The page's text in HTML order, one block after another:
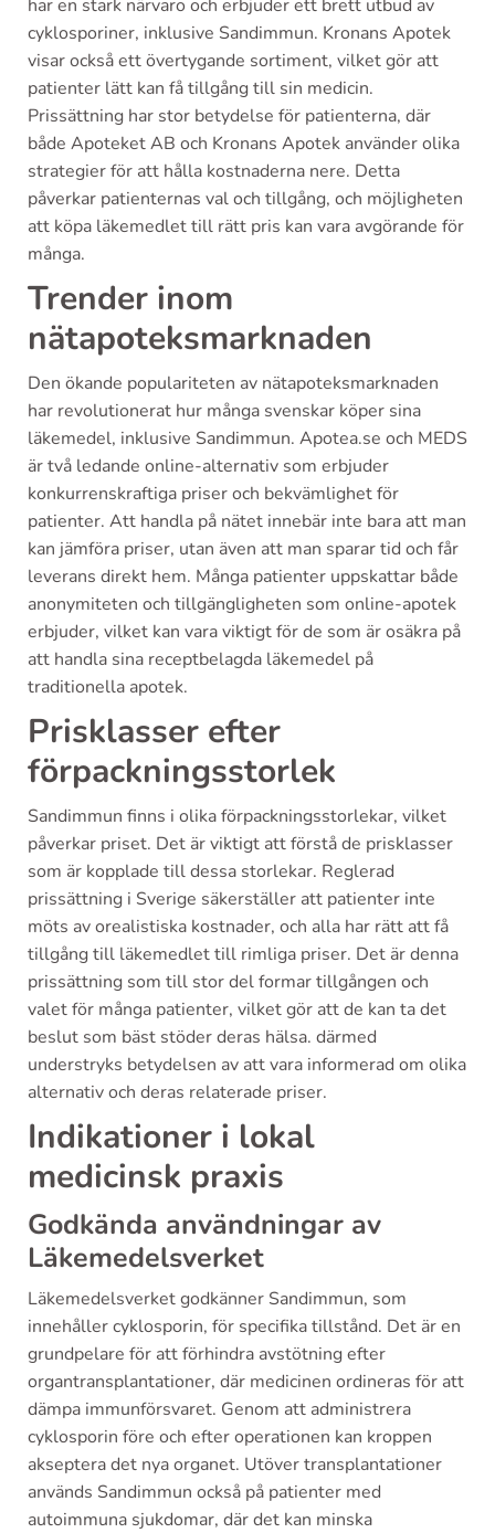
har en stark närvaro och erbjuder ett brett utbud av
cyklosporiner, inklusive Sandimmun. Kronans Apotek
visar också ett övertygande sortiment, vilket gör att
patienter lätt kan få tillgång till sin medicin.
Prissättning har stor betydelse för patienterna, där
både Apoteket AB och Kronans Apotek använder olika
strategier för att hålla kostnaderna nere. Detta
påverkar patienternas val och tillgång, och möjligheten
att köpa läkemedlet till rätt pris kan vara avgörande för
många.
Trender inom
nätapoteksmarknaden
Den ökande populariteten av nätapoteksmarknaden
har revolutionerat hur många svenskar köper sina
läkemedel, inklusive Sandimmun. Apotea.se och MEDS
är två ledande online-alternativ som erbjuder
konkurrenskraftiga priser och bekvämlighet för
patienter. Att handla på nätet innebär inte bara att man
kan jämföra priser, utan även att man sparar tid och får
leverans direkt hem. Många patienter uppskattar både
anonymiteten och tillgängligheten som online-apotek
erbjuder, vilket kan vara viktigt för de som är osäkra på
att handla sina receptbelagda läkemedel på
traditionella apotek.
Prisklasser efter
förpackningsstorlek
Sandimmun finns i olika förpackningsstorlekar, vilket
påverkar priset. Det är viktigt att förstå de prisklasser
som är kopplade till dessa storlekar. Reglerad
prissättning i Sverige säkerställer att patienter inte
möts av orealistiska kostnader, och alla har rätt att få
tillgång till läkemedlet till rimliga priser. Det är denna
prissättning som till stor del formar tillgången och
valet för många patienter, vilket gör att de kan ta det
beslut som bäst stöder deras hälsa. därmed
understryks betydelsen av att vara informerad om olika
alternativ och deras relaterade priser.
Indikationer i lokal
medicinsk praxis
Godkända användningar av
Läkemedelsverket
Läkemedelsverket godkänner Sandimmun, som
innehåller cyklosporin, för specifika tillstånd. Det är en
grundpelare för att förhindra avstötning efter
organtransplantationer, där medicinen ordineras för att
dämpa immunförsvaret. Genom att administrera
cyklosporin före och efter operationen kan kroppen
akseptera det nya organet. Utöver transplantationer
används Sandimmun också på patienter med
autoimmuna sjukdomar, där det kan minska